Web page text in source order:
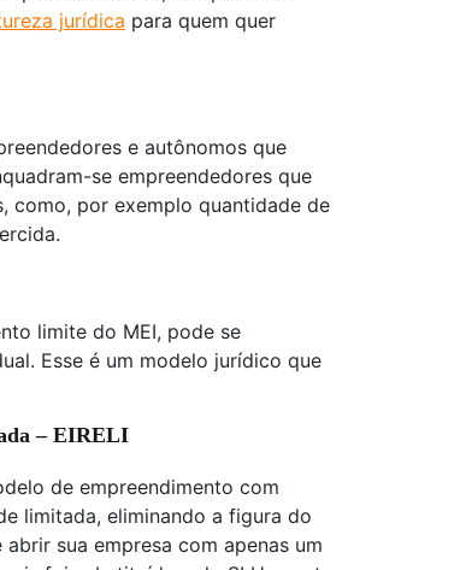
jurídica para quem quer
e autônomos que
se empreendedores que
como, por exemplo quantidade de
limite do MEI, pode se
Esse é um modelo jurídico que
– EIRELI
de empreendimento com
limitada, eliminando a figura do
sua empresa com apenas um